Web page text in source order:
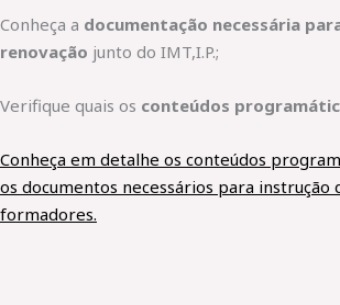
Conheça a documentação necessária
renovação junto do IMT,I.P.;
Verifique quais os conteúdos
Conheça em detalhe os conteúdos
os documentos necessários para instrução
formadores.